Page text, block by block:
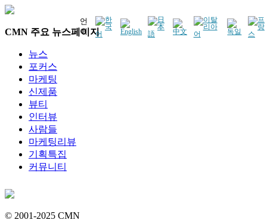
언
어
CMN 주요 뉴스페이지
뉴스
포커스
마케팅
신제품
뷰티
인터뷰
사람들
마케팅리뷰
기획특집
커뮤니티
© 2001-2025 CMN